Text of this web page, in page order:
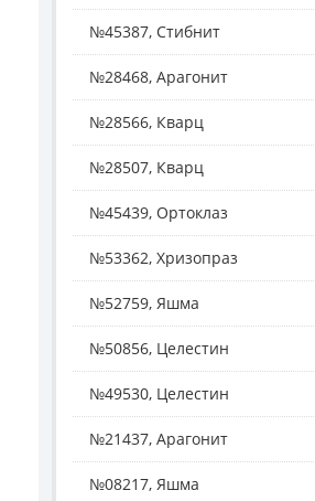
№45387, Стибнит
№28468, Арагонит
№28566, Кварц
№28507, Кварц
№45439, Ортоклаз
№53362, Хризопраз
№52759, Яшма
№50856, Целестин
№49530, Целестин
№21437, Арагонит
№08217, Яшма